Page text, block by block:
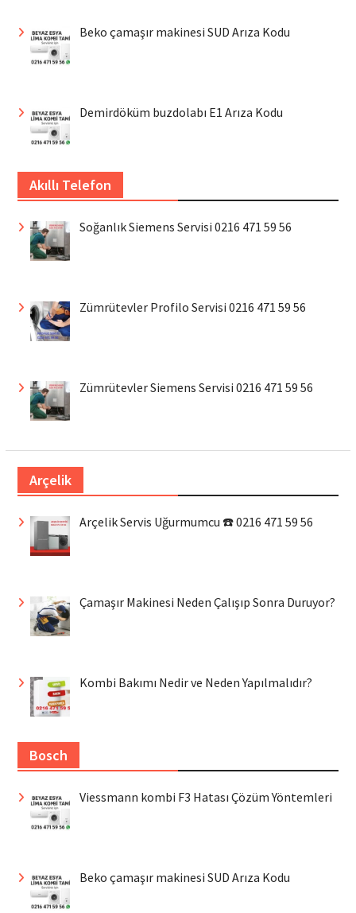
Beko çamaşır makinesi SUD Arıza Kodu
Demirdöküm buzdolabı E1 Arıza Kodu
Akıllı Telefon
Soğanlık Siemens Servisi 0216 471 59 56
Zümrütevler Profilo Servisi 0216 471 59 56
Zümrütevler Siemens Servisi 0216 471 59 56
Arçelik
Arçelik Servis Uğurmumcu ☎️ 0216 471 59 56
Çamaşır Makinesi Neden Çalışıp Sonra Duruyor?
Kombi Bakımı Nedir ve Neden Yapılmalıdır?
Bosch
Viessmann kombi F3 Hatası Çözüm Yöntemleri
Beko çamaşır makinesi SUD Arıza Kodu